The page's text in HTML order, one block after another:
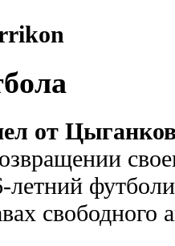
от
свободного